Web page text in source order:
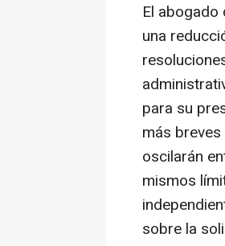
El
una
para su
más
oscilarán
mismos
sobre la